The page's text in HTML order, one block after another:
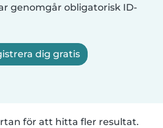
genomgår obligatorisk ID-
dig gratis
för att hitta fler resultat.